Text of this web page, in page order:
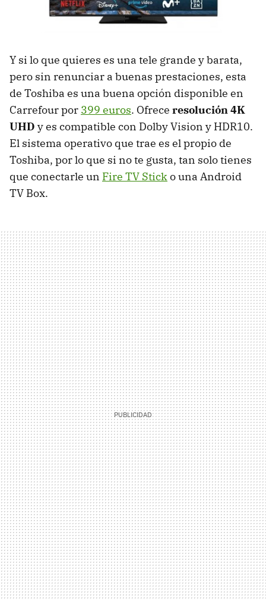
Y si lo que quieres es una tele grande y barata,
pero sin renunciar a buenas prestaciones, esta
de Toshiba es una buena opción disponible en
Carrefour por 399 euros. Ofrece resolución 4K
UHD y es compatible con Dolby Vision y HDR10.
El sistema operativo que trae es el propio de
Toshiba, por lo que si no te gusta, tan solo tienes
que conectarle un Fire TV Sticko una Android
TV Box.